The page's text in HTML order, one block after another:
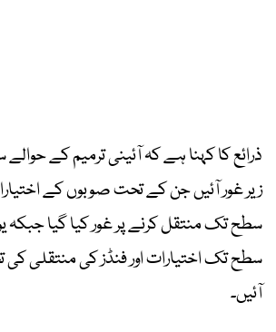
ذرائع کا کہنا ہے کہ آئینی ترمیم کے
زیر غور آئیں جن کے تحت صوبوں کے
سطح تک منتقل کرنے پر غور کیا گیا جبکہ
سطح تک اختیارات اور فنڈز کی منتقلی کی
آئیں۔